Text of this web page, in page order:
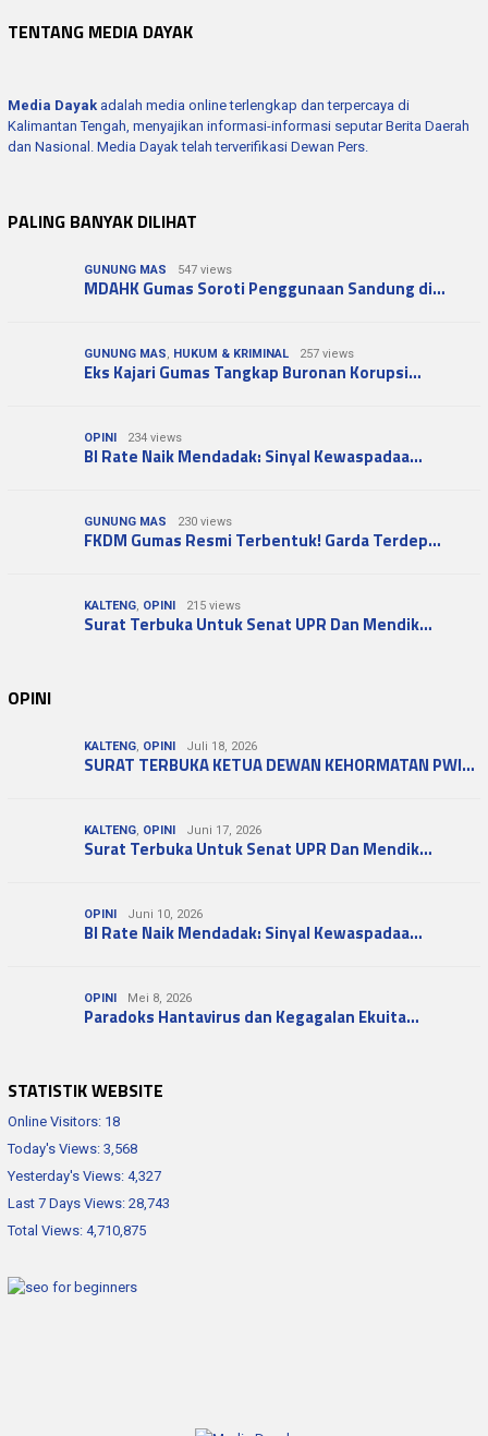
TENTANG MEDIA DAYAK
Media Dayak adalah media online terlengkap dan terpercaya di
Kalimantan Tengah, menyajikan informasi-informasi seputar Berita Daerah
dan Nasional. Media Dayak telah terverifikasi Dewan Pers.
PALING BANYAK DILIHAT
GUNUNG MAS 547 views
MDAHK Gumas Soroti Penggunaan Sandung di…
GUNUNG MAS, HUKUM & KRIMINAL 257 views
Eks Kajari Gumas Tangkap Buronan Korupsi…
OPINI 234 views
BI Rate Naik Mendadak: Sinyal Kewaspadaa…
GUNUNG MAS 230 views
FKDM Gumas Resmi Terbentuk! Garda Terdep…
KALTENG, OPINI 215 views
Surat Terbuka Untuk Senat UPR Dan Mendik…
OPINI
KALTENG, OPINI Juli 18, 2026
SURAT TERBUKA KETUA DEWAN KEHORMATAN PWI…
KALTENG, OPINI Juni 17, 2026
Surat Terbuka Untuk Senat UPR Dan Mendik…
OPINI Juni 10, 2026
BI Rate Naik Mendadak: Sinyal Kewaspadaa…
OPINI Mei 8, 2026
Paradoks Hantavirus dan Kegagalan Ekuita…
STATISTIK WEBSITE
Online Visitors: 18
Today's Views: 3,568
Yesterday's Views: 4,327
Last 7 Days Views: 28,743
Total Views: 4,710,875